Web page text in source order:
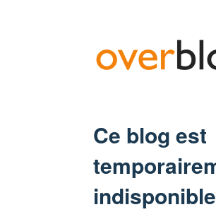
Ce blog est
indisponible